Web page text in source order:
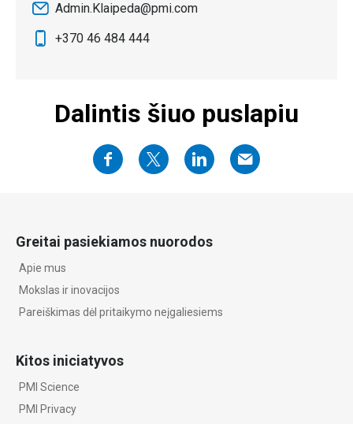
Admin.Klaipeda@pmi.com
+370 46 484 444
Dalintis šiuo puslapiu
Greitai pasiekiamos nuorodos
Apie mus
Mokslas ir inovacijos
Pareiškimas dėl pritaikymo neįgaliesiems
Kitos iniciatyvos
PMI Science
PMI Privacy